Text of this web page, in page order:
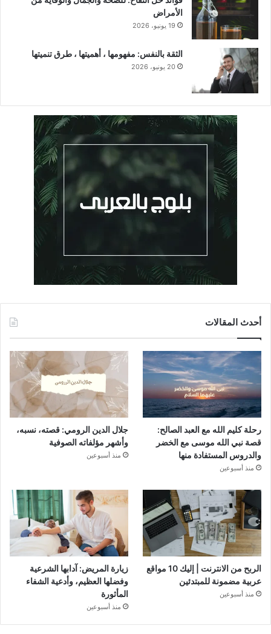
الأمراض
19 يونيو، 2026
الثقة بالنفس: مفهومها ، أهميتها ، طرق تنميتها
20 يونيو، 2026
أحدث المقالات
رحلة كليم الله مع العبد الصالح:
قصة نبي الله موسى مع الخضر
والدروس المستفادة منها
منذ أسبوعين
جلال الدين الرومي: قصته، نسبه،
وأشهر مؤلفاته الصوفية
منذ أسبوعين
الربح من الانترنت | إليك 10 مواقع
عربية مضمونة للمبتدئين
منذ أسبوعين
زيارة المريض: آدابها الشرعية
وفضلها العظيم، وأدعية الشفاء
المأثورة
منذ أسبوعين